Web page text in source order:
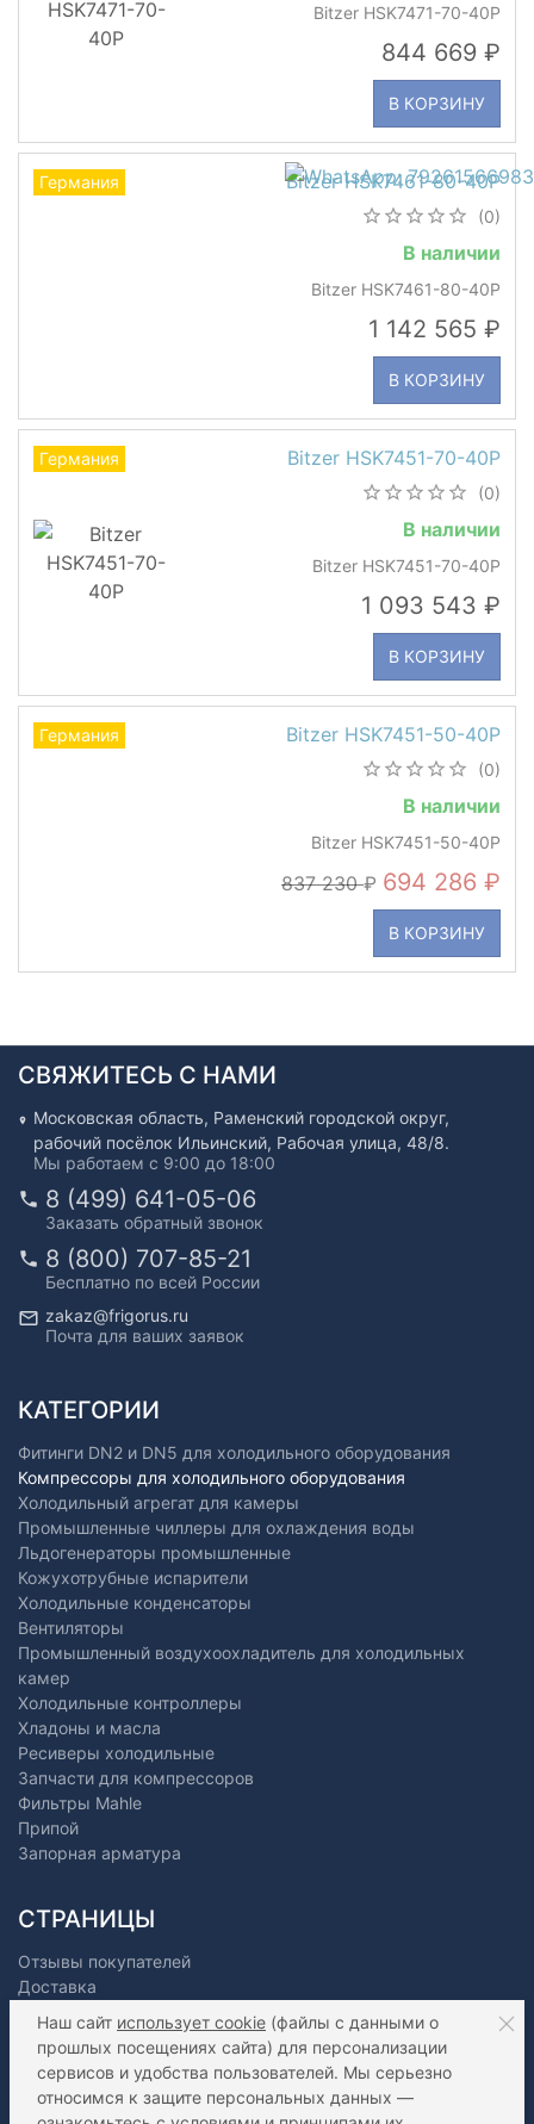
Bitzer HSK7471-70-40P
844 669
В КОРЗИНУ
Bitzer HSK7461-80-40P
(0)
В наличии
Bitzer HSK7461-80-40P
1 142 565
В КОРЗИНУ
Германия
Bitzer HSK7451-70-40P
(0)
В наличии
Bitzer HSK7451-70-40P
1 093 543
В КОРЗИНУ
Германия
Bitzer HSK7451-50-40P
(0)
В наличии
Bitzer HSK7451-50-40P
837 230 694 286
В КОРЗИНУ
Германия
СВЯЖИТЕСЬ С НАМИ
Московская область, Раменский городской округ,
рабочий посёлок Ильинский, Рабочая улица, 48/8.
Мы работаем с 9:00 до 18:00
8 (499) 641-05-06
Заказать обратный звонок
8 (800) 707-85-21
Бесплатно по всей России
zakaz@frigorus.ru
Почта для ваших заявок
КАТЕГОРИИ
Фитинги DN2 и DN5 для холодильного оборудования
Компрессоры для холодильного оборудования
Холодильный агрегат для камеры
Промышленные чиллеры для охлаждения воды
Льдогенераторы промышленные
Кожухотрубные испарители
Холодильные конденсаторы
Вентиляторы
Промышленный воздухоохладитель для холодильных
камер
Холодильные контроллеры
Хладоны и масла
Ресиверы холодильные
Запчасти для компрессоров
Фильтры Mahle
Припой
Запорная арматура
СТРАНИЦЫ
Отзывы покупателей
Доставка
Оплата
Как сделать заказ?
Дилерам
Наш сайт использует cookie (файлы с данными о
прошлых посещениях сайта) для персонализации
сервисов и удобства пользователей. Мы серьезно
относимся к защите персональных данных —